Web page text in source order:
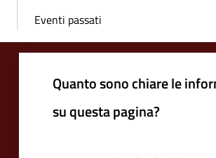
Eventi passati
Quanto sono chiare le
su questa pagina?